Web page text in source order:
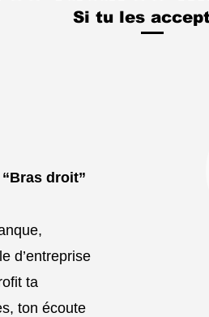
Si tu les
droit”
d’entreprise
ta
ton écoute